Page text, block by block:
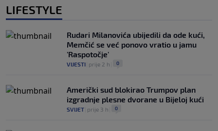
LIFESTYLE
Rudari Milanovića ubijedili da ode kući,
Memčić se već ponovo vratio u jamu
'Raspotočje'
VIJESTI prije 2 h 0
Američki sud blokirao Trumpov plan
izgradnje plesne dvorane u Bijeloj kući
SVIJET prije 3 h 0